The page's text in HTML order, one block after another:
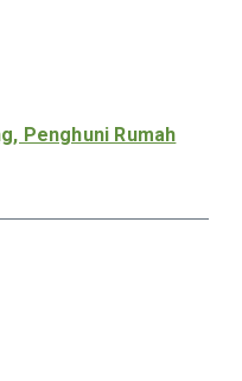
Penghuni Rumah